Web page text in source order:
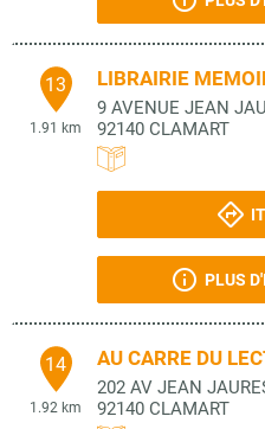
13
1.91 km
LIBRAIRIE
9 AVENUE JEAN
92140 CLAMART
PLUS
14
1.92 km
AU CARRE DU
202 AV JEAN
92140 CLAMART